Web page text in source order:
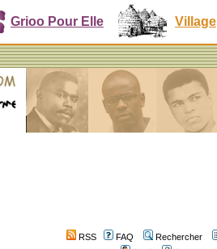
Grioo Pour Elle Village
RSS FAQ
Rechercher